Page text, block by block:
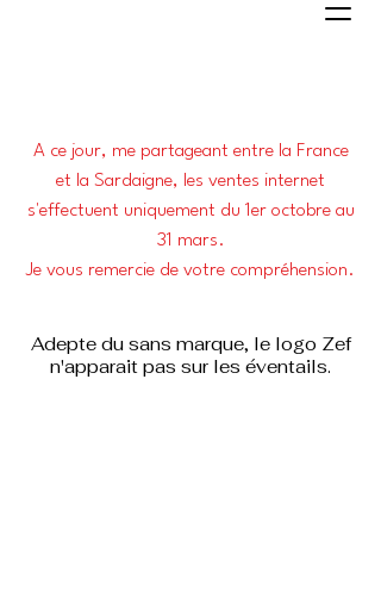
A ce jour, me partageant entre la France
et la Sardaigne, les ventes internet
s'effectuent uniquement du 1er octobre au
31 mars.
Je vous remercie de votre compréhension.
Adepte du sans marque, le logo Zef
n'apparait pas sur les éventails.